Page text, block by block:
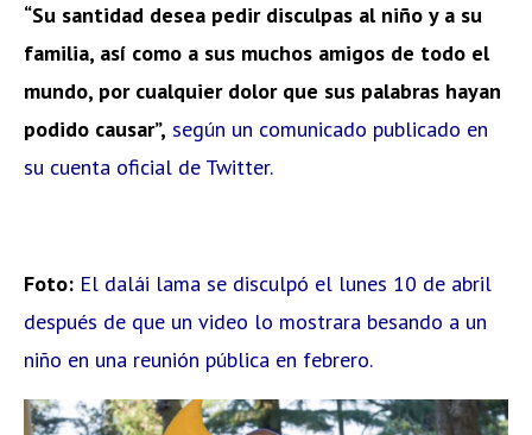
“Su santidad desea pedir disculpas al niño y a su
familia, así como a sus muchos amigos de todo el
mundo, por cualquier dolor que sus palabras hayan
podido causar”, según un comunicado publicado en
su cuenta oficial de Twitter.
Foto: El dalái lama se disculpó el lunes 10 de abril
después de que un video lo mostrara besando a un
niño en una reunión pública en febrero.